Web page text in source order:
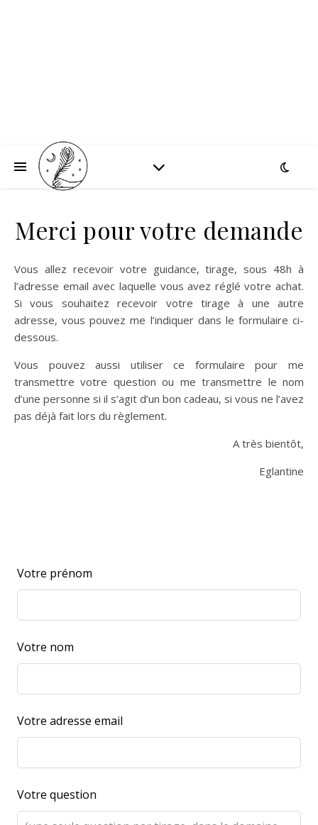
Merci pour votre demande
Vous allez recevoir votre guidance, tirage, sous 48h à
l’adresse email avec laquelle vous avez réglé votre achat.
Si vous souhaitez recevoir votre tirage à une autre
adresse, vous pouvez me l’indiquer dans le formulaire ci-
dessous.
Vous pouvez aussi utiliser ce formulaire pour me
transmettre votre question ou me transmettre le nom
d’une personne si il s’agit d’un bon cadeau, si vous ne l’avez
pas déjà fait lors du règlement.
A très bientôt,
Eglantine
Leave this field blank
Votre prénom
Votre nom
Votre adresse email
Votre question